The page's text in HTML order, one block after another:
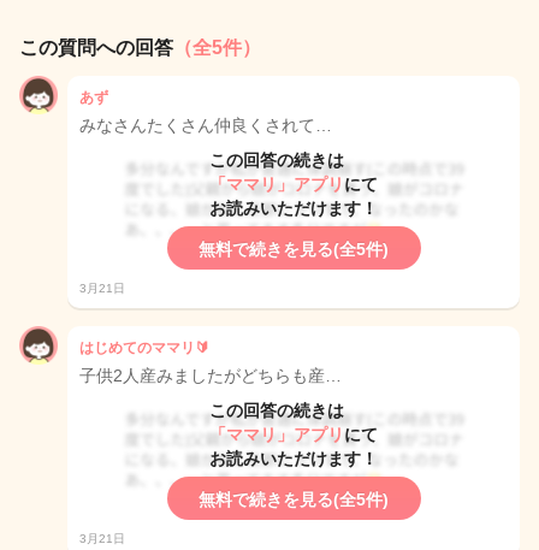
この質問への回答 （全5件）
あず
みなさんたくさん仲良くされて…
この回答の続きは
「ママリ」アプリ にて
お読みいただけます！
無料で続きを見る(全5件)
3月21日
はじめてのママリ🔰
子供2人産みましたがどちらも産…
この回答の続きは
「ママリ」アプリ にて
お読みいただけます！
無料で続きを見る(全5件)
3月21日